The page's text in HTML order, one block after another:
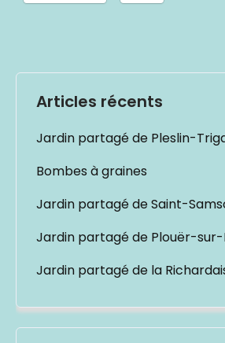
Articles récents
Jardin partagé de Pleslin-
Bombes à graines
Jardin partagé de Saint-
Jardin partagé de Plouër-
Jardin partagé de la